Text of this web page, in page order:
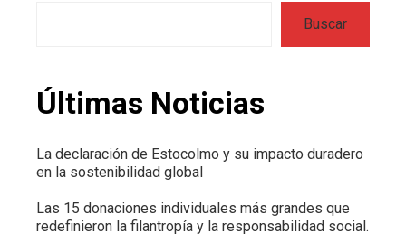
Buscar
Últimas Noticias
La declaración de Estocolmo y su impacto duradero
en la sostenibilidad global
Las 15 donaciones individuales más grandes que
redefinieron la filantropía y la responsabilidad social.